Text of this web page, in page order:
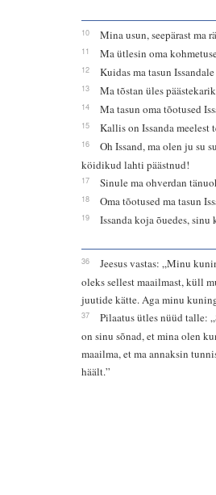
10 Mina usun, seepärast ma
11 Ma ütlesin oma
12 Kuidas ma tasun
13 Ma tõstan üles
14 Ma tasun oma tõotused
15 Kallis on Issanda meelest
16
Oh Issand, ma olen ju su
köidikud lahti päästnud!
17 Sinule ma ohverdan
18 Oma tõotused ma tasun
19 Issanda koja õuedes,
36
Jeesus vastas: „Minu
oleks sellest maailmast, küll
juutide kätte. Aga minu
37
Pilaatus ütles nüüd talle:
on sinu sõnad, et mina olen
maailma, et ma annaksin
häält.”